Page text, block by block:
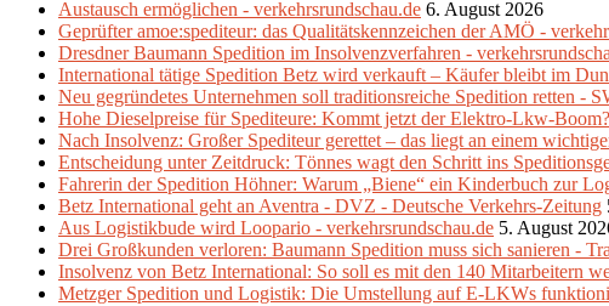
Austausch ermöglichen - verkehrsrundschau.de 6. August 2026
Geprüfter amoe:spediteur: das Qualitätskennzeichen der AMÖ -
Dresdner Baumann Spedition im Insolvenzverfahren -
International tätige Spedition Betz wird verkauft – Käufer bleibt im
Neu gegründetes Unternehmen soll traditionsreiche Spedition retten -
Hohe Dieselpreise für Spediteure: Kommt jetzt der Elektro-Lkw-
Nach Insolvenz: Großer Spediteur gerettet – das liegt an einem
Entscheidung unter Zeitdruck: Tönnes wagt den Schritt ins
Fahrerin der Spedition Höhner: Warum „Biene“ ein Kinderbuch zur
Betz International geht an Aventra - DVZ - Deutsche Verkehrs-Zeitung
Aus Logistikbude wird Loopario - verkehrsrundschau.de 5. August
Drei Großkunden verloren: Baumann Spedition muss sich sanieren -
Insolvenz von Betz International: So soll es mit den 140 Mitarbeitern
Metzger Spedition und Logistik: Die Umstellung auf E-LKWs